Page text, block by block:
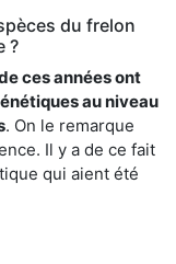
du frelon
?
ces années ont
au niveau
. On le remarque
Il y a de ce fait
qui aient été